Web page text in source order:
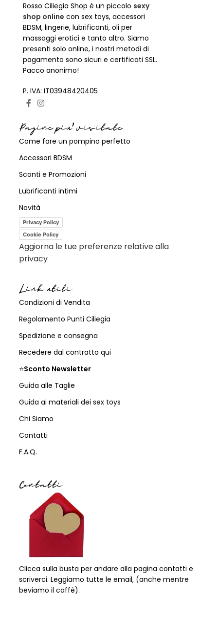
Rosso Ciliegia Shop è un piccolo sexy
shop online con sex toys, accessori
BDSM, lingerie, lubrificanti, oli per
massaggi erotici e tanto altro. Siamo
presenti solo online, i nostri metodi di
pagamento sono sicuri e certificati SSL.
Pacco anonimo!
P. IVA: IT03948420405
Pagine piu' visitate
Come fare un pompino perfetto
Accessori BDSM
Sconti e Promozioni
Lubrificanti intimi
Novità
Privacy Policy
Cookie Policy
Aggiorna le tue preferenze relative alla
privacy
Link utili
Condizioni di Vendita
Regolamento Punti Ciliegia
Spedizione e consegna
Recedere dal contratto qui
⭐Sconto Newsletter
Guida alle Taglie
Guida ai materiali dei sex toys
Chi Siamo
Contatti
F.A.Q.
Contatti
Clicca sulla busta per andare alla pagina contatti e
scriverci. Leggiamo tutte le email, (anche mentre
beviamo il caffè).